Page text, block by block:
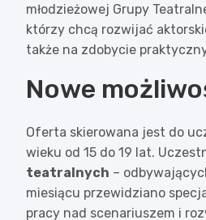
młodzieżowej Grupy
którzy chcą rozwijać
także na zdobycie
Nowe
Oferta skierowana jest do
wieku od 15 do 19 lat.
teatralnych –
miesiącu przewidziano
pracy nad scenariuszem i